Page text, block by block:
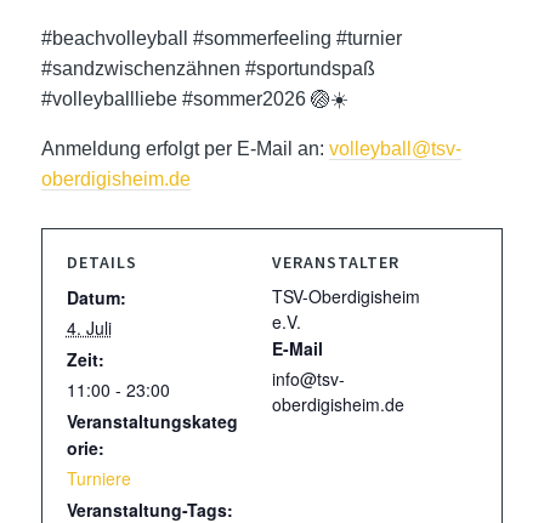
#beachvolleyball #sommerfeeling #turnier
#sandzwischenzähnen #sportundspaß
#volleyballliebe #sommer2026 🏐☀️
Anmeldung erfolgt per E-Mail an: volleyball@tsv-
oberdigisheim.de
DETAILS
Datum:
4. Juli
Zeit:
11:00 - 23:00
Veranstaltungskateg
orie:
Turniere
Veranstaltung-Tags:
VERANSTALTER
TSV-Oberdigisheim
e.V.
E-Mail
info@tsv-
oberdigisheim.de